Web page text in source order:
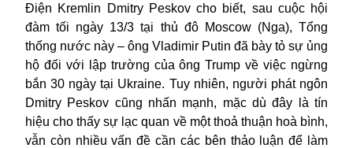
Điện Kremlin Dmitry Peskovcho biết, sau cuộc hội
đàm tối ngày 13/3 tại thủ đô Moscow (Nga), Tổng
thống nước này – ông Vladimir Putin đã bày tỏ sự ủng
hộ đối với lập trường của ông Trump về việc ngừng
bắn 30 ngày tại Ukraine. Tuy nhiên, người phát ngôn
Dmitry Peskov cũng nhấn mạnh, mặc dù đây là tín
hiệu cho thấy sự lạc quan về một thoả thuận hoà bình,
vẫn còn nhiều vấn đề cần các bên thảo luận để làm